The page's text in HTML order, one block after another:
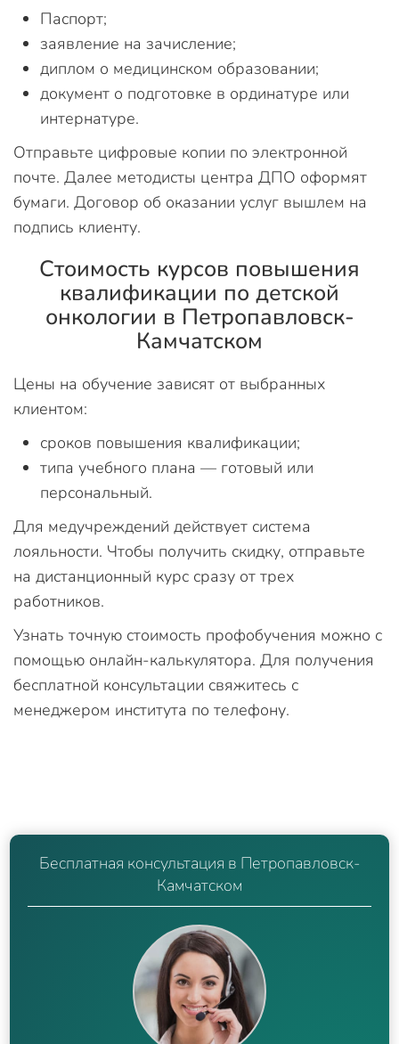
Паспорт;
заявление на зачисление;
диплом о медицинском образовании;
документ о подготовке в ординатуре или
интернатуре.
Отправьте цифровые копии по электронной
почте. Далее методисты центра ДПО оформят
бумаги. Договор об оказании услуг вышлем на
подпись клиенту.
Стоимость курсов повышения
квалификации по детской
онкологии в Петропавловск-
Камчатском
Цены на обучение зависят от выбранных
клиентом:
сроков повышения квалификации;
типа учебного плана — готовый или
персональный.
Для медучреждений действует система
лояльности. Чтобы получить скидку, отправьте
на дистанционный курс сразу от трех
работников.
Узнать точную стоимость профобучения можно с
помощью онлайн-калькулятора. Для получения
бесплатной консультации свяжитесь с
менеджером института по телефону.
Бесплатная консультация в Петропавловск-
Камчатском